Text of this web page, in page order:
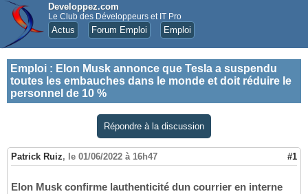
Developpez.com
Le Club des Développeurs et IT Pro
Actus Forum Emploi Emploi
Emploi : Elon Musk annonce que Tesla a suspendu
toutes les embauches dans le monde et doit réduire le
personnel de 10 %
Répondre à la discussion
Patrick Ruiz, le 01/06/2022 à 16h47 #1
Elon Musk confirme lauthenticité dun courrier en interne